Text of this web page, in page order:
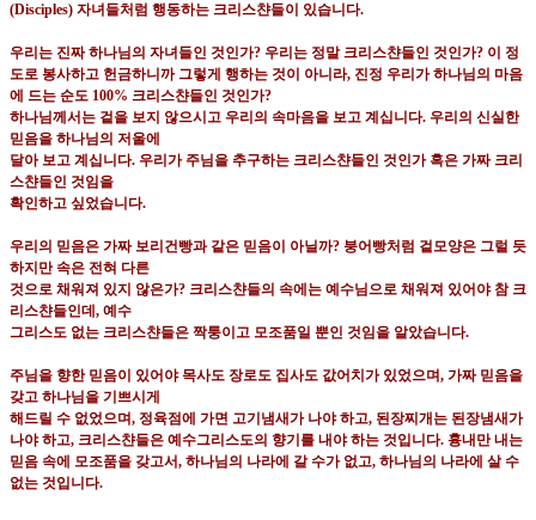
(Disciples) 자녀들처럼 행동하는 크리스챤들이 있습니다.
우리는 진짜 하나님의 자녀들인 것인가? 우리는 정말 크리스챤들인 것인가? 이 정
도로 봉사하고 헌금하니까그렇게 행하는 것이 아니라, 진정 우리가 하나님의 마음
에 드는 순도 100% 크리스챤들인 것인가?
하나님께서는 겉을 보지 않으시고 우리의 속마음을 보고 계십니다. 우리의 신실한
믿음을 하나님의 저울에
달아 보고 계십니다. 우리가 주님을 추구하는 크리스챤들인 것인가 혹은 가짜 크리
스챤들인 것임을
확인하고 싶었습니다.
우리의 믿음은 가짜 보리건빵과 같은 믿음이 아닐까? 붕어빵처럼 겉모양은 그럴 듯
하지만 속은 전혀 다른
것으로 채워져 있지 않은가? 크리스챤들의 속에는 예수님으로 채워져 있어야 참 크
리스챤들인데 , 예수
그리스도 없는 크리스챤들은 짝퉁이고 모조품일 뿐인 것임을 알았습니다.
주님을 향한 믿음이 있어야 목사도 장로도 집사도 값어치가 있었으며, 가짜 믿음을
갖고 하나님을 기쁘시게
해드릴 수 없었으며, 정육점에 가면 고기냄새가 나야 하고, 된장찌개는 된장냄새가
나야 하고, 크리스챤들은 예수그리스도의 향기를 내야 하는 것입니다. 흉내만 내는
믿음 속에 모조품을 갖고서, 하나님의 나라에 갈 수가 없고, 하나님의 나라에 살 수
없는 것입니다.